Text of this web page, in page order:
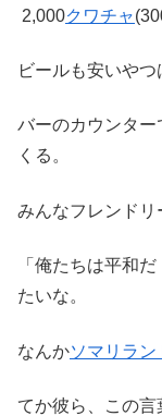
2,000クワチャ
ビールも安いやつ
バーのカウンター
くる。
みんなフレンドリ
「俺たちは平和
たいな。
なんかソマリラン
てか彼ら、この